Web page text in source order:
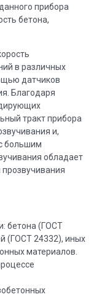
прибора
бетона,
в различных
датчиков
Благодаря
тракт прибора
и,
большим
обладает
бетона (ГОСТ
(ГОСТ 24332), иных
материалов.